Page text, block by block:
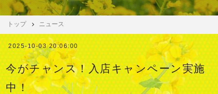
トップ ニュース
今がチャンス！入店キャンペーン実施
中！
2025-10-03 20:06:00